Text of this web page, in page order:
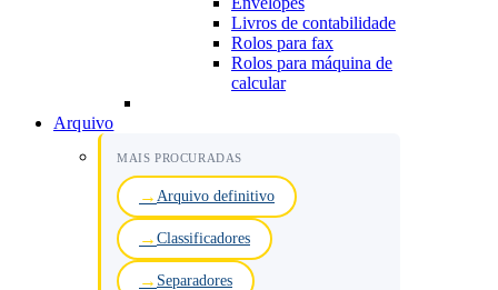
Livros de contabilidade
Rolos para fax
Rolos para máquina de
calcular
Arquivo
MAIS PROCURADAS
Arquivo definitivo
Classificadores
Separadores